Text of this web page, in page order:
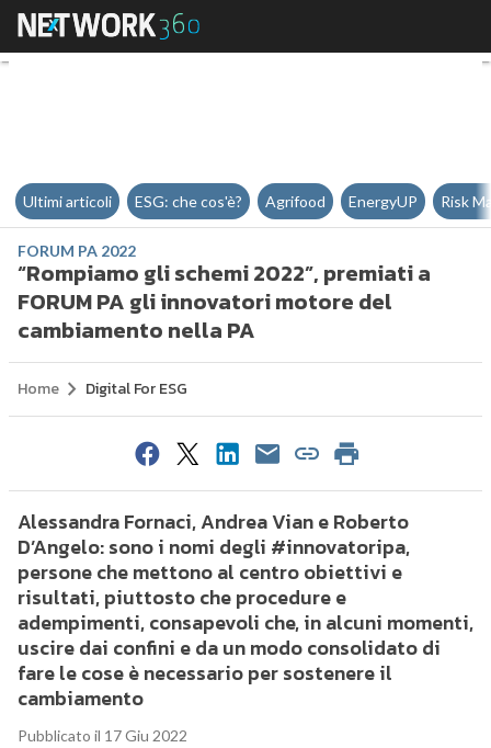
“Rompiamo gli schemi 2022”,
Ultimi articoli ESG: che cos'è? Agrifood EnergyUP Risk
FORUM PA 2022
“Rompiamo gli schemi 2022”, premiati a
FORUM PA gli innovatori motore del
cambiamento nella PA
Home Digital For ESG
Alessandra Fornaci, Andrea Vian e Roberto
D’Angelo: sono i nomi degli #innovatoripa,
persone che mettono al centro obiettivi e
risultati, piuttosto che procedure e
adempimenti, consapevoli che, in alcuni momenti,
uscire dai confini e da un modo consolidato di
fare le cose è necessario per sostenere il
cambiamento
Pubblicato il 17 Giu 2022